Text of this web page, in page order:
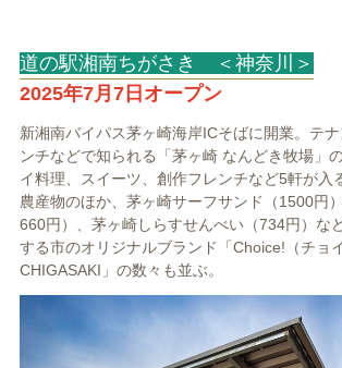
道の駅湘南ちがさき ＜神奈川＞
2025年7月7日オープン
新湘南バイパス茅ヶ崎海岸ICそばに開業。テ
ンチなどで知られる「茅ヶ崎 なんどき牧場」
イ料理、スイーツ、創作フレンチなど5軒が入
農産物のほか、茅ヶ崎サーフサンド（1500円
660円）、茅ヶ崎しらすせんべい（734円）な
する市のオリジナルブランド「Choice!（チョイ
CHIGASAKI」の数々も並ぶ。